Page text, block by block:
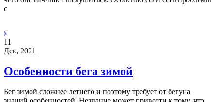
с
11
Дек, 2021
Особенности бега зимой
Бег зимой сложнее летнего и поэтому требует от бегуна
знаний особенностей. Незнание может привести к тому, что